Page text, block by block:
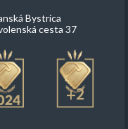
Bystrica
cesta 37
+2